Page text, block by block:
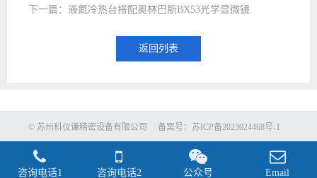
下一篇：液氮冷热台搭配奥林巴斯BX53光学显微镜
返回列表
© 苏州科仪谦精密设备有限公司 备案号： 苏ICP备2023024468号-1
咨询电话1 咨询电话2 公众号 Email